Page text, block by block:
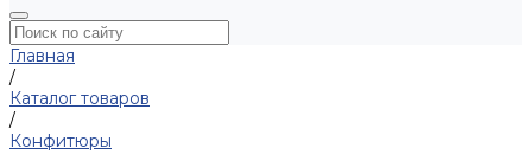
Главная
/
Каталог товаров
/
Конфитюры